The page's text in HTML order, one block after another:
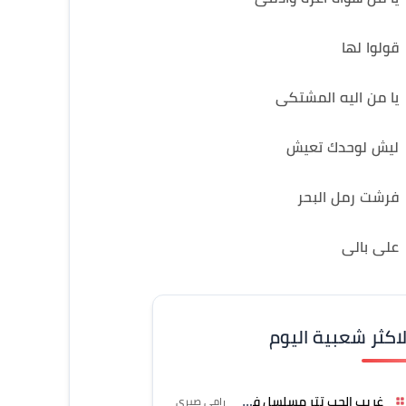
قولوا لها
يا من اليه المشتكى
ليش لوحدك تعيش
فرشت رمل البحر
على بالى
شعبية اليوم
غريب الحب تتر مسلسل فرصة رامي صبري